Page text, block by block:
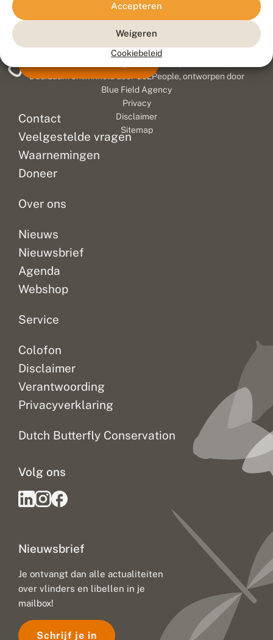
Accepteren
Weigeren
Cookiebeleid
Contact
Veelgestelde vragen
Waarnemingen
Doneer
Over ons
Nieuws
Nieuwsbrief
Agenda
Webshop
Service
Colofon
Disclaimer
Verantwoording
Privacyverklaring
Dutch Butterfly Conservation
Nieuwsbrief
Je ontvangt dan alle actualiteiten
over vlinders en libellen in je
mailbox!
Schrijf je in
Volg ons
Duurzaam ontwikkeld door
Go2People, ontworpen door
Blue Field Agency
Privacy
Disclaimer
Sitemap